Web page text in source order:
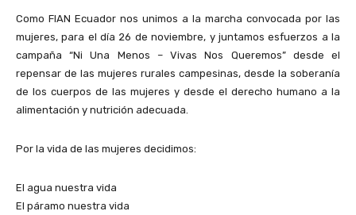
Como FIAN Ecuador nos unimos a la marcha convocada por las
mujeres, para el día 26 de noviembre, y juntamos esfuerzos a la
campaña “Ni Una Menos – Vivas Nos Queremos” desde el
repensar de las mujeres rurales campesinas, desde la soberanía
de los cuerpos de las mujeres y desde el derecho humano a la
alimentación y nutrición adecuada.
Por la vida de las mujeres decidimos:
El agua nuestra vida
El páramo nuestra vida